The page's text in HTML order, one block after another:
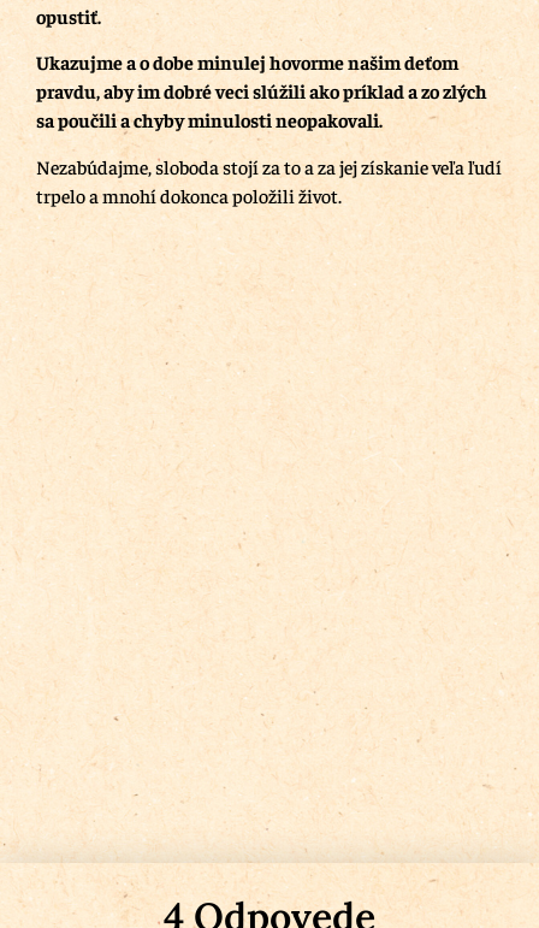
opustiť.
Ukazujme a o dobe minulej hovorme našim deťom
pravdu, aby im dobré veci slúžili ako príklad a zo zlých
sa poučili a chyby minulosti neopakovali.
Nezabúdajme, sloboda stojí za to a za jej získanie veľa ľudí
trpelo a mnohí dokonca položili život.
4 Odpovede